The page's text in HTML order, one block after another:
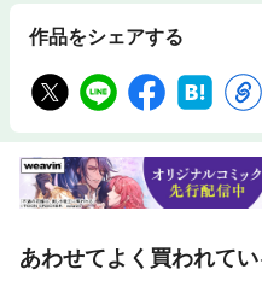
作品をシェアする
あわせてよく買われて